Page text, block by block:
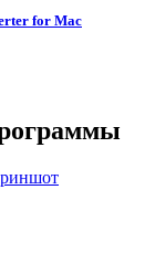
for Mac